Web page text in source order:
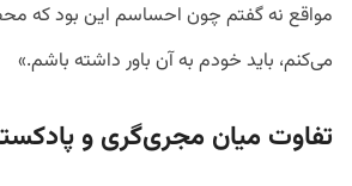
مواقع نه گفتم چون احساسم این بود که
می‌کنم، باید خودم به آن باور داشته باشم.»
تفاوت میان مجری‌گری و